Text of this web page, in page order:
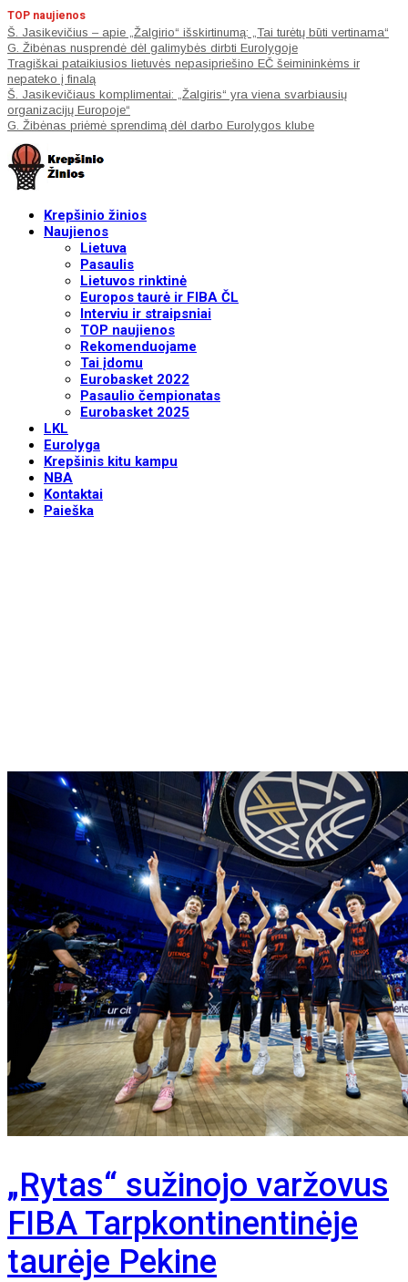
TOP naujienos
Š. Jasikevičius – apie „Žalgirio“ išskirtinumą: „Tai turėtų būti vertinama“
G. Žibėnas nusprendė dėl galimybės dirbti Eurolygoje
Tragiškai pataikiusios lietuvės nepasipriešino EČ šeimininkėms ir
nepateko į finalą
Š. Jasikevičiaus komplimentai: „Žalgiris“ yra viena svarbiausių
organizacijų Europoje“
G. Žibėnas priėmė sprendimą dėl darbo Eurolygos klube
Krepšinio žinios
Naujienos
Lietuva
Pasaulis
Lietuvos rinktinė
Europos taurė ir FIBA ČL
Interviu ir straipsniai
TOP naujienos
Rekomenduojame
Tai įdomu
Eurobasket 2022
Pasaulio čempionatas
Eurobasket 2025
LKL
Eurolyga
Krepšinis kitu kampu
NBA
Kontaktai
Paieška
„Rytas“ sužinojo varžovus
FIBA Tarpkontinentinėje
taurėje Pekine